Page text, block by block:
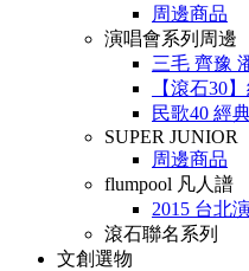
周邊商品
演唱會系列周邊
三毛 齊豫
【滾石30
民歌40 經
SUPER JUNIOR
周邊商品
flumpool 凡人譜
2015 台北
滾石聯名系列
文創選物